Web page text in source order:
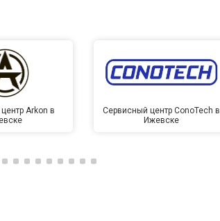
Arkon в
Сервисный центр ConoTech в
Ижевске